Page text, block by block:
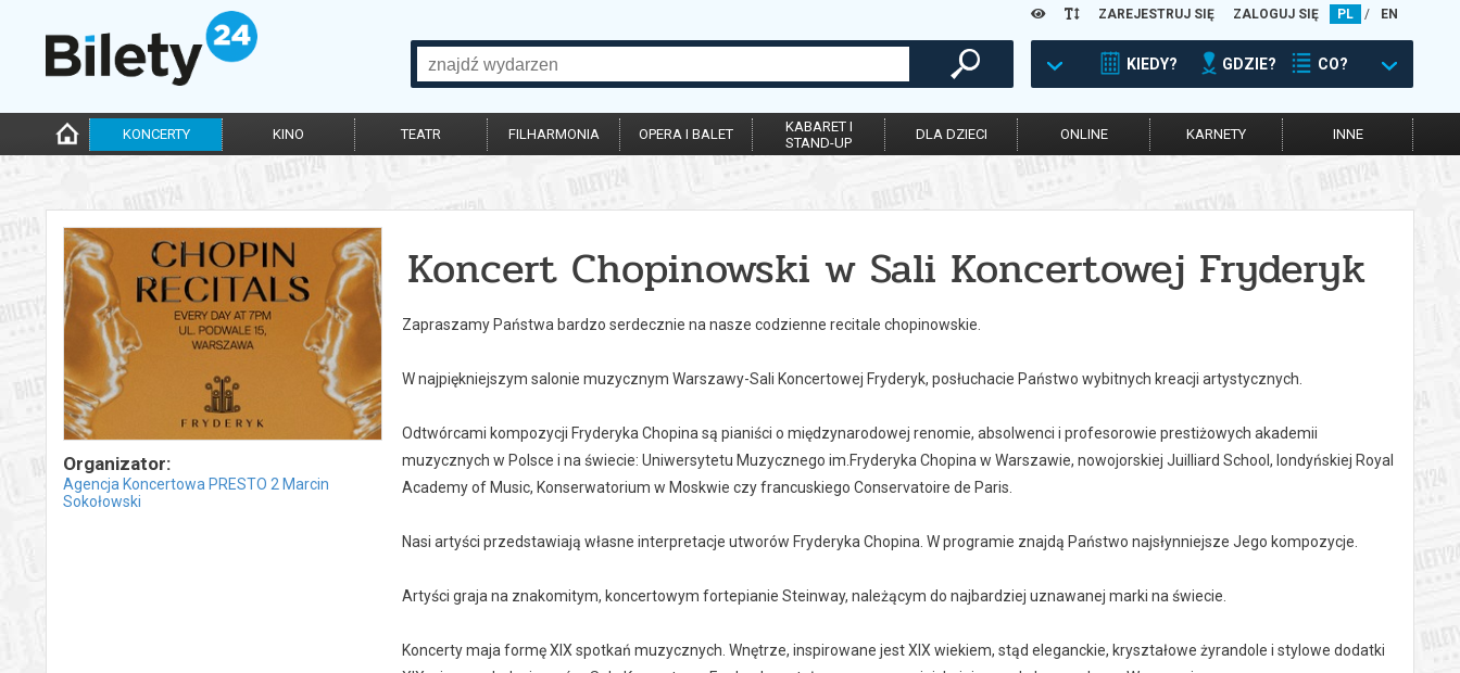
ZAREJESTRUJ SIĘ ZALOGUJ SIĘ PL / EN
KIEDY? GDZIE? CO?
KONCERTY KINO TEATR FILHARMONIA OPERA I BALET
KABARET I
STAND-UP
DLA DZIECI ONLINE KARNETY INNE
Organizator:
Agencja Koncertowa PRESTO 2 Marcin
Sokołowski
Koncert Chopinowski w Sali Koncertowej Fryderyk
Zapraszamy Państwa bardzo serdecznie na nasze codzienne recitale chopinowskie.
W najpiękniejszym salonie muzycznym Warszawy-Sali Koncertowej Fryderyk, posłuchacie Państwo wybitnych kreacji artystycznych.
Odtwórcami kompozycji Fryderyka Chopina są pianiści o międzynarodowej renomie, absolwenci i profesorowie prestiżowych akademii
muzycznych w Polsce i na świecie: Uniwersytetu Muzycznego im.Fryderyka Chopina w Warszawie, nowojorskiej Juilliard School, londyńskiej Royal
Academy of Music, Konserwatorium w Moskwie czy francuskiego Conservatoire de Paris.
Nasi artyści przedstawiają własne interpretacje utworów Fryderyka Chopina. W programie znajdą Państwo najsłynniejsze Jego kompozycje.
Artyści graja na znakomitym, koncertowym fortepianie Steinway, należącym do najbardziej uznawanej marki na świecie.
Koncerty maja formę XIX spotkań muzycznych. Wnętrze, inspirowane jest XIX wiekiem, stąd eleganckie, kryształowe żyrandole i stylowe dodatki